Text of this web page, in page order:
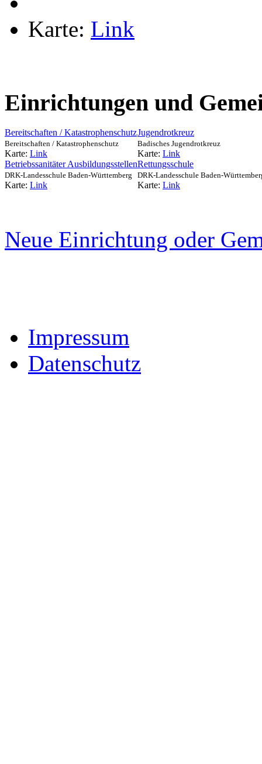
Karte: Link
Einrichtungen und
Bereitschaften / Katastrophenschutz
Bereitschaften / Katastrophenschutz
Karte: Link
Jugendrotkreuz
Badisches Jugendrotkreuz
Karte: Link
Betriebssanitäter Ausbildungsstellen
DRK-Landesschule Baden-Württemberg
Karte: Link
Rettungsschule
DRK-Landesschule Baden-
Karte: Link
Neue Einrichtung oder
Impressum
Datenschutz